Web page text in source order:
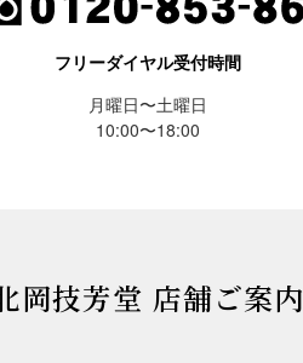
フリーダイヤル受付時間
月曜日〜土曜日
10:00〜18:00
岡技芳堂 店舗ご案内